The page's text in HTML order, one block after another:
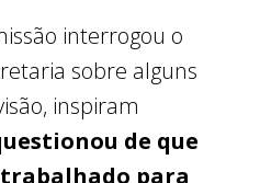
interrogou o
sobre alguns
inspiram
de que
para